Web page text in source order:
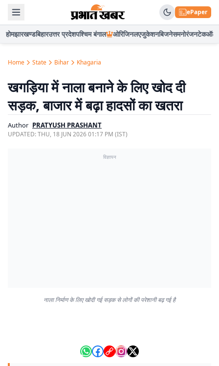
ePaper
होमझारखण्डबिहारउत्तर प्रदेशपश्चिम बंगाल ओरिजिनलएजुकेशनबिजनेसमनोरंजनटेकऑटो
Home State Bihar Khagaria
खगड़िया में नाला बनाने के लिए खोद दी
सड़क, बाजार में बढ़ा हादसों का खतरा
Author PRATYUSH PRASHANT
UPDATED:THU, 18 JUN 2026 01:17 PM (IST)
विज्ञापन
नाला निर्माण के लिए खोदी गई सड़क से लोगों की परेशानी बढ़ गई है